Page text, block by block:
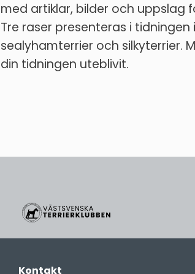
med artiklar, bilder och
Tre raser presenteras i
sealyhamterrier och silkyterrier.
din tidningen uteblivit.
Kontakt